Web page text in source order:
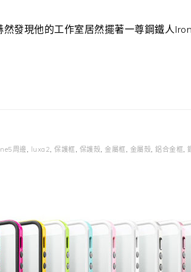
發現他的工作室居然擺著一尊鋼鐵人
周邊 , luxa2, 保護框, 保護殼, 金屬框, 金屬殼, 鋁合金框,